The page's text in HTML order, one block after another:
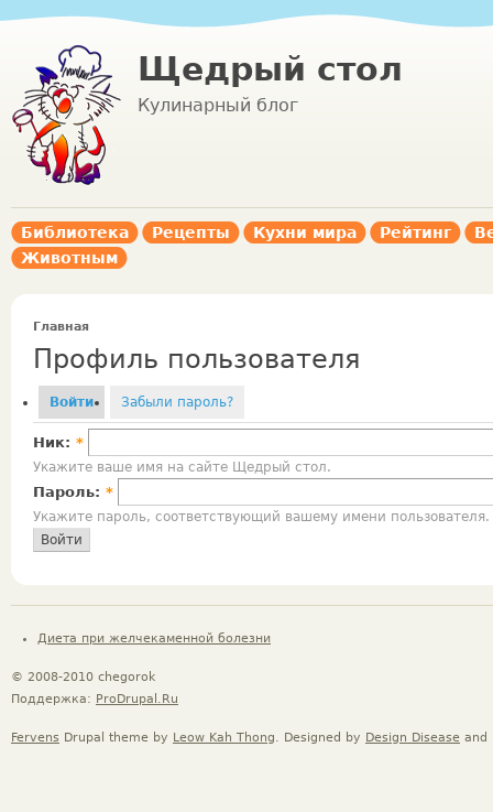
Щедрый стол
Кулинарный блог
Библиотека Рецепты Кухни мира Рейтинг
Животным
Главная
Профиль пользователя
Войти Забыли пароль?
Ник: *
Укажите ваше имя на сайте Щедрый стол.
Пароль: *
Укажите пароль, соответствующий вашему имени пользователя.
Диета при желчекаменной болезни
© 2008-2010 chegorok
Поддержка: ProDrupal.Ru
Fervens Drupal theme by Leow Kah Thong. Designed by Design Disease and